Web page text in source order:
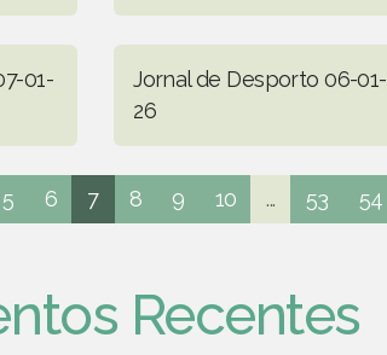
01-
Jornal de Desporto 06-01-
26
5 6 7 8 9 10 ... 53 54
Recentes